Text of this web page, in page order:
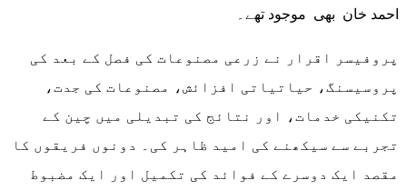
احمد خان بھی موجود تھے۔
پروفیسر اقرار نے زرعی مصنوعات کی فصل کے بعد کی
پروسیسنگ، حیاتیاتی افزائش، مصنوعات کی جدت،
تکنیکی خدمات، اور نتائج کی تبدیلی میں چین کے
تجربے سے سیکھنے کی امید ظاہر کی۔ دونوں فریقوں کا
مقصد ایک دوسرے کے فوائد کی تکمیل اور ایک مضبوط